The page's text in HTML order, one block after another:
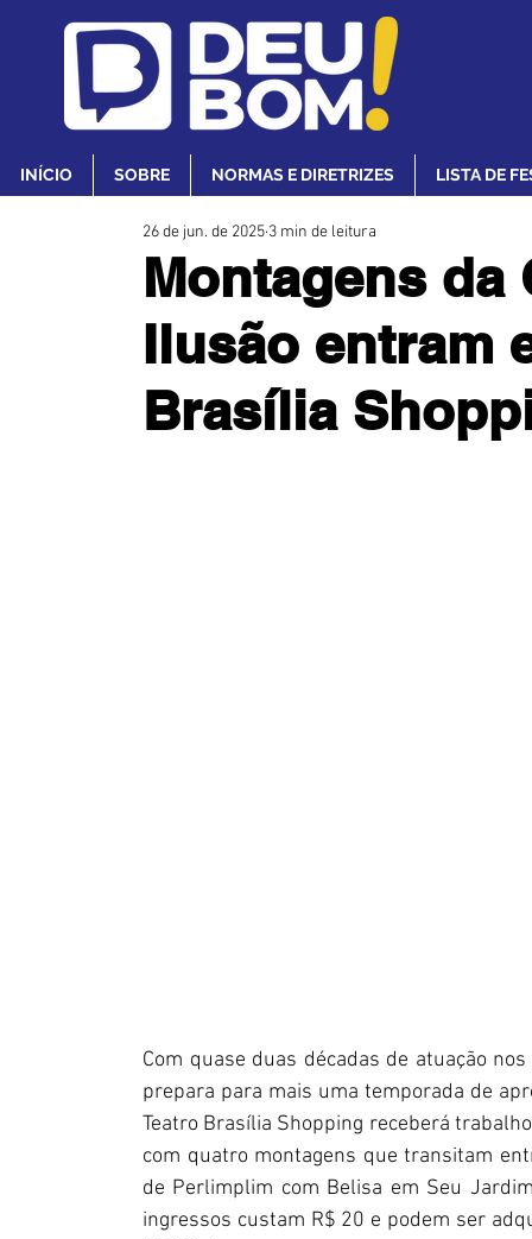
INÍCIO SOBRE NORMAS E DIRETRIZES LISTA DE
Montagens da
Ilusão entram
Brasília
26 de jun. de 2025 3 min de leitura
Com quase duas décadas de atuação
prepara para mais uma temporada de
Teatro Brasília Shopping receberá
com quatro montagens que transitam
de Perlimplim com Belisa em Seu
ingressos custam R$ 20 e podem ser